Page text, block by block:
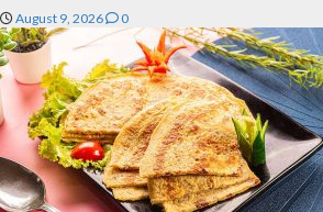
August 9, 2026 0